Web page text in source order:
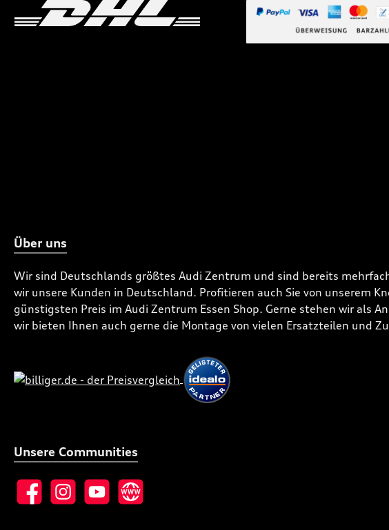
Benutzerdefiniertes Bild 2
Über uns
Wir sind Deutschlands größtes Audi Zentrum und sind bereits
wir unsere Kunden in Deutschland. Profitieren auch Sie von unserem
günstigsten Preis im Audi Zentrum Essen Shop. Gerne stehen wir als
wir bieten Ihnen auch gerne die Montage von vielen Ersatzteilen und
Unsere Communities
FacebookInstagramYouTubeWebsite